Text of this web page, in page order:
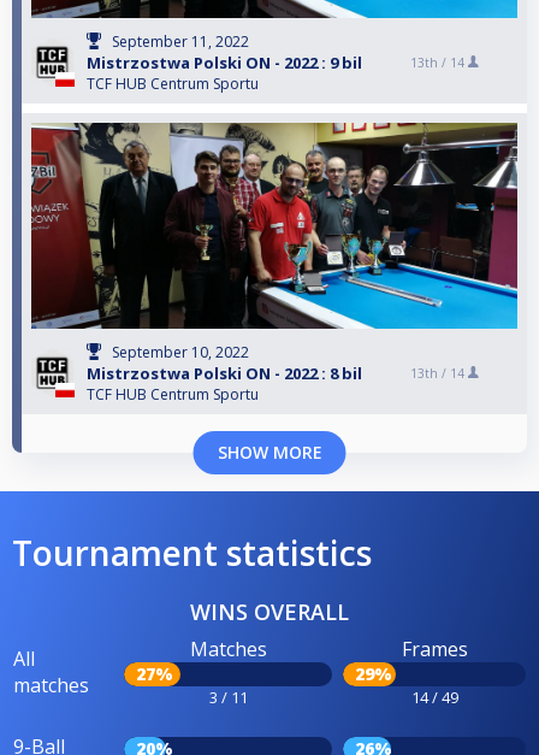
September 11, 2022
Mistrzostwa Polski ON - 2022 : 9 bil
TCF HUB Centrum Sportu
13th / 14
September 10, 2022
Mistrzostwa Polski ON - 2022 : 8 bil
TCF HUB Centrum Sportu
13th / 14
SHOW MORE
Tournament statistics
WINS OVERALL
All
matches
Matches
27%
3 / 11
Frames
29%
14 / 49
9-Ball 20% 26%